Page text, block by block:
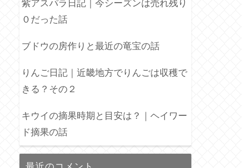
紫アスパラ日記｜今シーズンは売れ残り
０だった話
ブドウの房作りと最近の竜宝の話
りんご日記｜近畿地方でりんごは収穫で
きる？その２
キウイの摘果時期と目安は？｜ヘイワー
ド摘果の話